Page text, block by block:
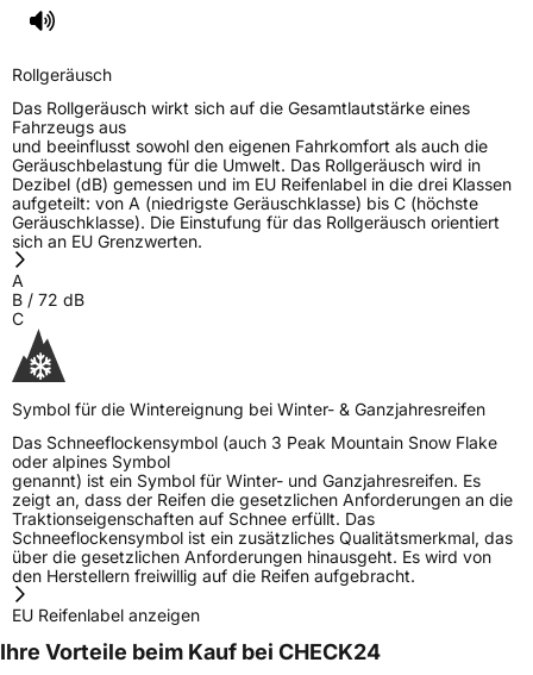
Rollgeräusch
Das Rollgeräusch wirkt sich auf die Gesamtlautstärke eines
Fahrzeugs aus
und beeinflusst sowohl den eigenen Fahrkomfort als auch die
Geräuschbelastung für die Umwelt. Das Rollgeräusch wird in
Dezibel (dB) gemessen und im EU Reifenlabel in die drei Klassen
aufgeteilt: von A (niedrigste Geräuschklasse) bis C (höchste
Geräuschklasse). Die Einstufung für das Rollgeräusch orientiert
sich an EU Grenzwerten.
A
B / 72 dB
C
Symbol für die Wintereignung bei Winter- & Ganzjahresreifen
Das Schneeflockensymbol (auch 3 Peak Mountain Snow Flake
oder alpines Symbol
genannt) ist ein Symbol für Winter- und Ganzjahresreifen. Es
zeigt an, dass der Reifen die gesetzlichen Anforderungen an die
Traktionseigenschaften auf Schnee erfüllt. Das
Schneeflockensymbol ist ein zusätzliches Qualitätsmerkmal, das
über die gesetzlichen Anforderungen hinausgeht. Es wird von
den Herstellern freiwillig auf die Reifen aufgebracht.
EU Reifenlabel anzeigen
Ihre Vorteile beim Kauf bei CHECK24